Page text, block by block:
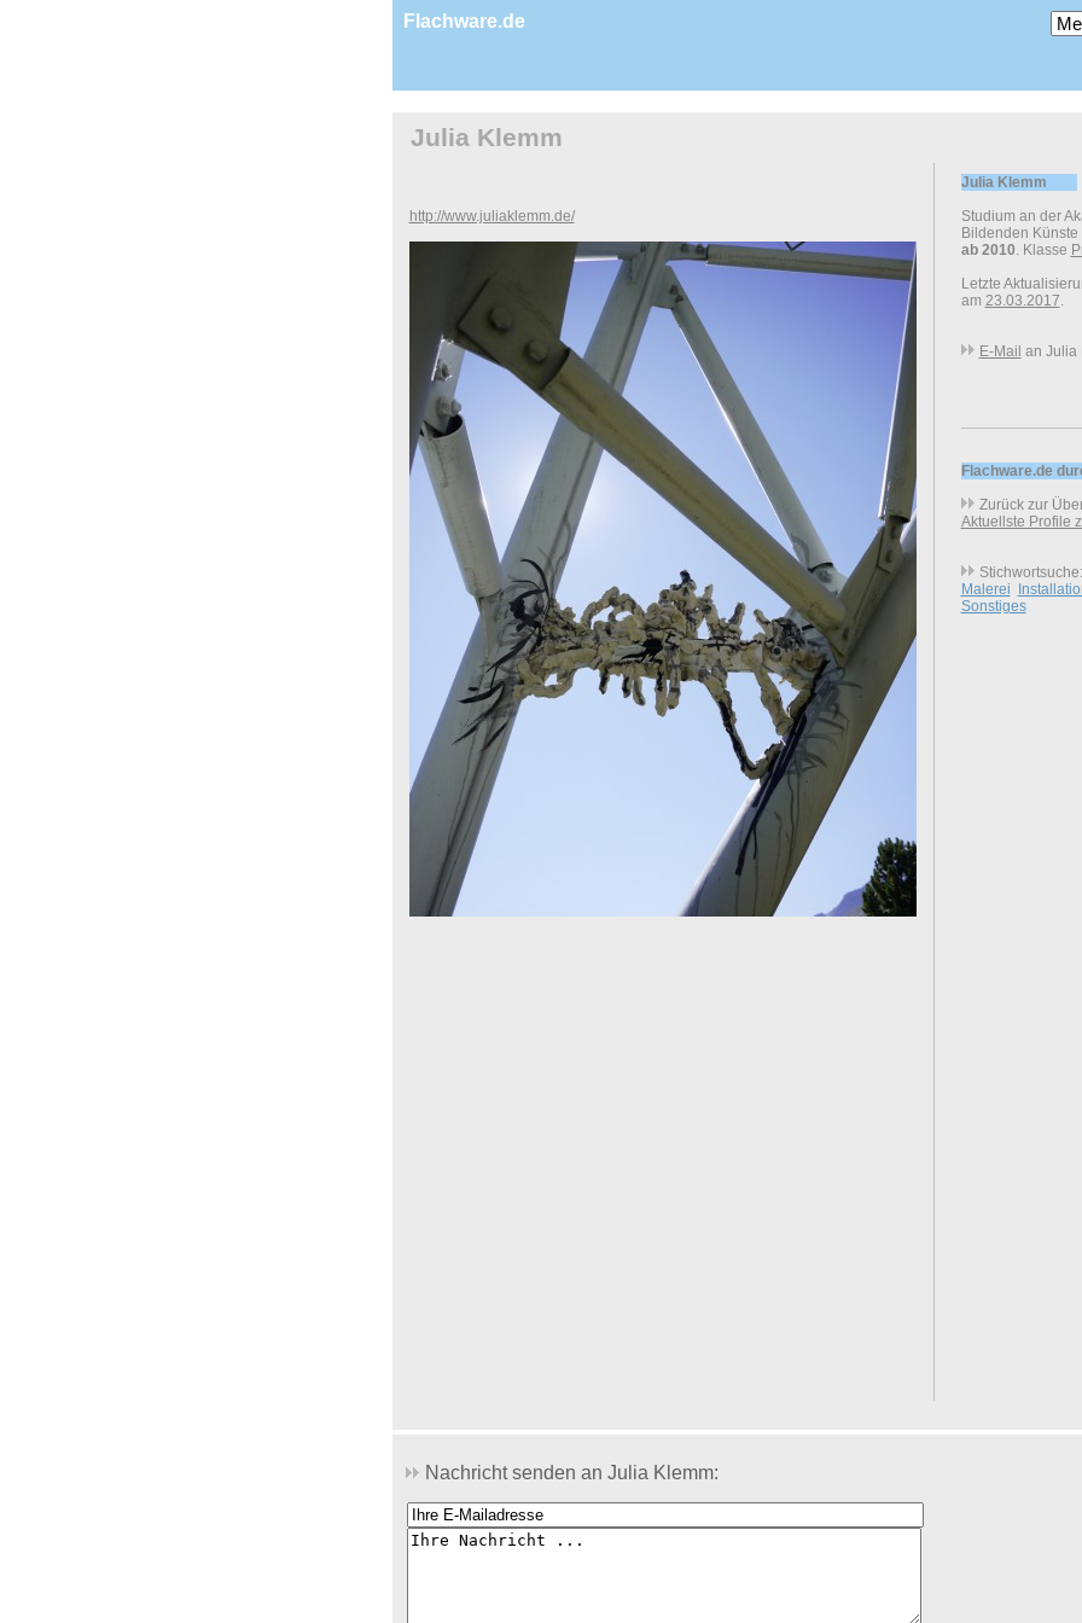
Flachware.de
Julia Klemm
http://www.juliaklemm.de/
Julia Klemm
Studium an der
Bildenden
ab 2010. Klasse
Letzte
am 23.03.2017.
E-Mail an Julia
Flachware.de
Zurück zur
Aktuellste Profile
Stichwortsuche:
Malerei
Sonstiges
Nachricht senden an Julia Klemm: